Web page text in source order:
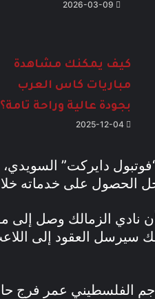
2026-03-09
كيف يمكنك مشاهدة
مباريات كاس العرب
بجودة عالية وراحة تامة؟
2025-12-04
دايركت”
الحصول على خدماته خلال
نادي الزمالك وصل
سيرسل العقود إلى
الفلسطيني عمر